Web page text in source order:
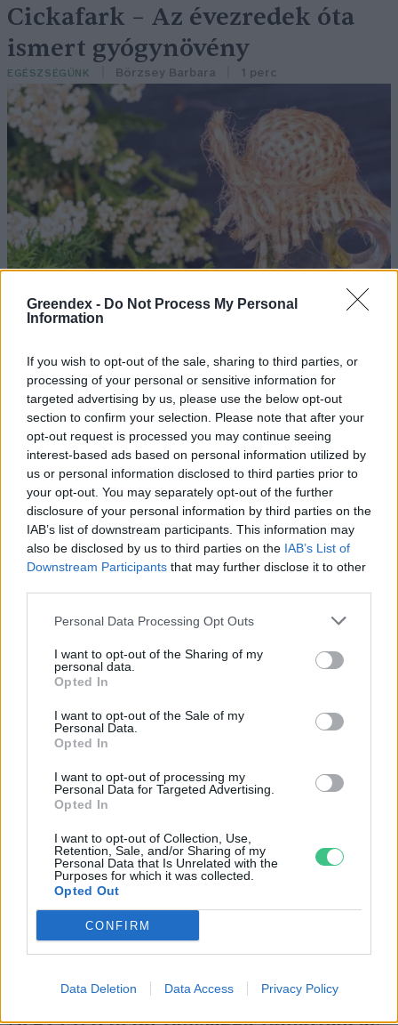
Greendex - Do Not Process My Personal
Information
If you wish to opt-out of the sale, sharing to third parties, or
processing of your personal or sensitive information for
targeted advertising by us, please use the below opt-out
section to confirm your selection. Please note that after your
opt-out request is processed you may continue seeing
interest-based ads based on personal information utilized by
us or personal information disclosed to third parties prior to
your opt-out. You may separately opt-out of the further
disclosure of your personal information by third parties on the
IAB’s list of downstream participants. This information may
also be disclosed by us to third parties on the IAB’s List of
Downstream Participants that may further disclose it to other
Personal Data Processing Opt Outs
I want to opt-out of the Sharing of my
personal data.
Opted In
I want to opt-out of the Sale of my
Personal Data.
Opted In
I want to opt-out of processing my
Personal Data for Targeted Advertising.
Opted In
I want to opt-out of Collection, Use,
Retention, Sale, and/or Sharing of my
Personal Data that Is Unrelated with the
Purposes for which it was collected.
Opted Out
CONFIRM
Data Deletion Data Access Privacy Policy
Cickafark – Az évezredek óta
ismert gyógynövény
EGÉSZSÉGÜNK Börzsey Barbara 1 perc
Ezt a növényt már az őskorban is ismerték, a népi gyógyászatban
pedig ma is számos betegség ellen használják.
Születésnapi programokkal várja a
hétvégén a közönséget a 160 éves
Fővárosi Állatkert
ÉLŐ BOLYGÓNK
a legjobb lelőhelyek!